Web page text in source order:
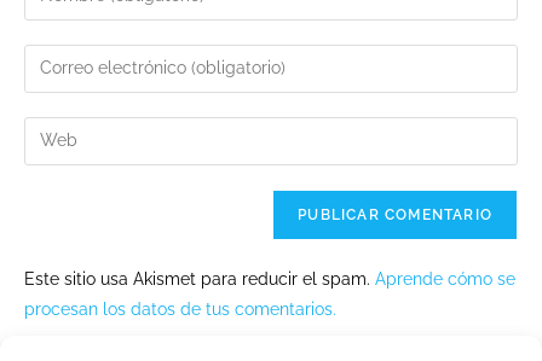
Este sitio usa Akismet para reducir el spam. Aprende cómo se
procesan los datos de tus comentarios.